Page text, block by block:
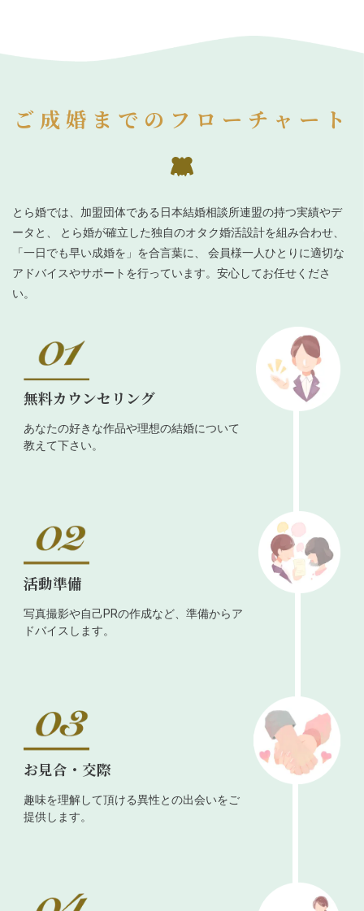
ご成婚までのフローチャート
とら婚では、加盟団体である日本結婚相談所連盟の持つ実績やデ
ータと、 とら婚が確立した独自のオタク婚活設計を組み合わせ、
「一日でも早い成婚を」を合言葉に、 会員様一人ひとりに適切な
アドバイスやサポートを行っています。安心してお任せくださ
い。
無料カウンセリング
あなたの好きな作品や理想の結婚について
教えて下さい。
活動準備
写真撮影や自己PRの作成など、準備からア
ドバイスします。
お見合・交際
趣味を理解して頂ける異性との出会いをご
提供します。